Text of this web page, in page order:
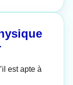
est apte à